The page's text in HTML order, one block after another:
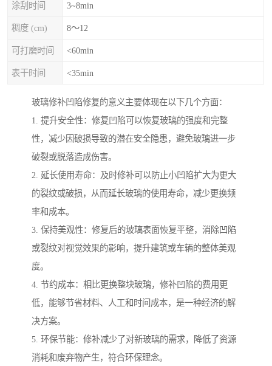
涂刮时间 3~8min
稠度 (cm) 8～12
可打磨时间 <60min
表干时间 <35min
玻璃修补凹陷修复的意义主要体现在以下几个方面：
1. 提升安全性：修复凹陷可以恢复玻璃的强度和完整
性，减少因破损导致的潜在安全隐患，避免玻璃进一步
破裂或脱落造成伤害。
2. 延长使用寿命：及时修补可以防止小凹陷扩大为更大
的裂纹或破损，从而延长玻璃的使用寿命，减少更换频
率和成本。
3. 保持美观性：修复后的玻璃表面恢复平整，消除凹陷
或裂纹对视觉效果的影响，提升建筑或车辆的整体美观
度。
4. 节约成本：相比更换整块玻璃，修补凹陷的费用更
低，能够节省材料、人工和时间成本，是一种经济的解
决方案。
5. 环保节能：修补减少了对新玻璃的需求，降低了资源
消耗和废弃物产生，符合环保理念。